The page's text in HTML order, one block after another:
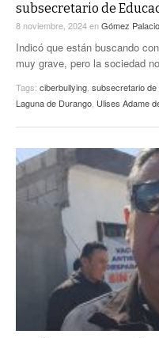
subsecretario de
8 noviembre, 2024enGómez Palacio
Indicó que están buscando
muy grave, pero la sociedad
Tags: ciberbullying subsecretario
Laguna de Durango Ulises Adame